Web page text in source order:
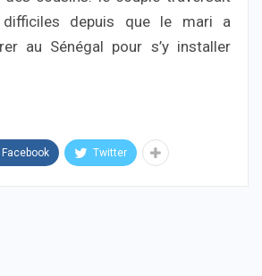
depuis que le mari a
au Sénégal pour s’y installer
Facebook Twitter